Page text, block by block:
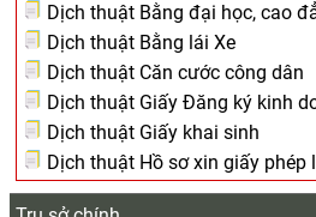
Dịch thuật Bằng đại học, cao
Dịch thuật Bằng lái Xe
Dịch thuật Căn cước công dân
Dịch thuật Giấy Đăng ký kinh
Dịch thuật Giấy khai sinh
Dịch thuật Hồ sơ xin giấy phép